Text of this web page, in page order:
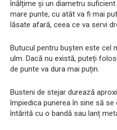
înălțime și un diametru
mare punte, cu atât va fi mai
lăsate afară, ceea ce va servi
Butucul pentru bușten este cel
ulm. Dacă nu există, puteți
de punte va dura mai puțin.
Busteni de stejar durează
împiedica punerea în sine să
întărită cu o bandă sau lanț